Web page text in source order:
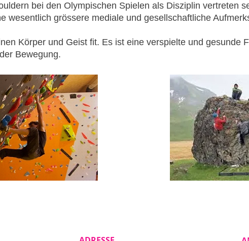
bei den Olympischen Spielen als Disziplin vertreten
wesentlich grössere mediale und gesellschaftliche
Körper und Geist fit. Es ist eine verspielte und gesunde
Bewegung.